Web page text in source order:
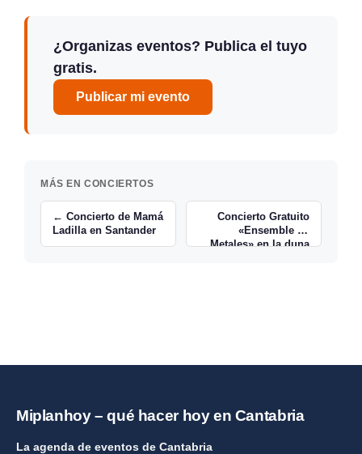
¿Organizas eventos? Publica el tuyo
gratis.
Publicar mi evento
MÁS EN CONCIERTOS
← Concierto de Mamá
Ladilla en Santander
Concierto Gratuito
«Ensemble de
Metales» en la duna
Miplanhoy – qué hacer hoy en Cantabria
La agenda de eventos de Cantabria